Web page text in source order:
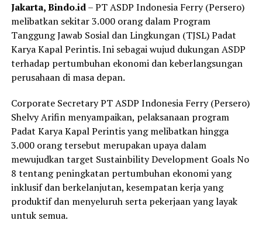
Jakarta, Bindo.id– PT ASDP Indonesia Ferry (Persero)
melibatkan sekitar 3.000 orang dalam Program
Tanggung Jawab Sosial dan Lingkungan (TJSL) Padat
Karya Kapal Perintis. Ini sebagai wujud dukungan ASDP
terhadap pertumbuhan ekonomi dan keberlangsungan
perusahaan di masa depan.
Corporate Secretary PT ASDP Indonesia Ferry (Persero)
Shelvy Arifin menyampaikan, pelaksanaan program
Padat Karya Kapal Perintis yang melibatkan hingga
3.000 orang tersebut merupakan upaya dalam
mewujudkan target Sustainbility Development Goals No
8 tentang peningkatan pertumbuhan ekonomi yang
inklusif dan berkelanjutan, kesempatan kerja yang
produktif dan menyeluruh serta pekerjaan yang layak
untuk semua.